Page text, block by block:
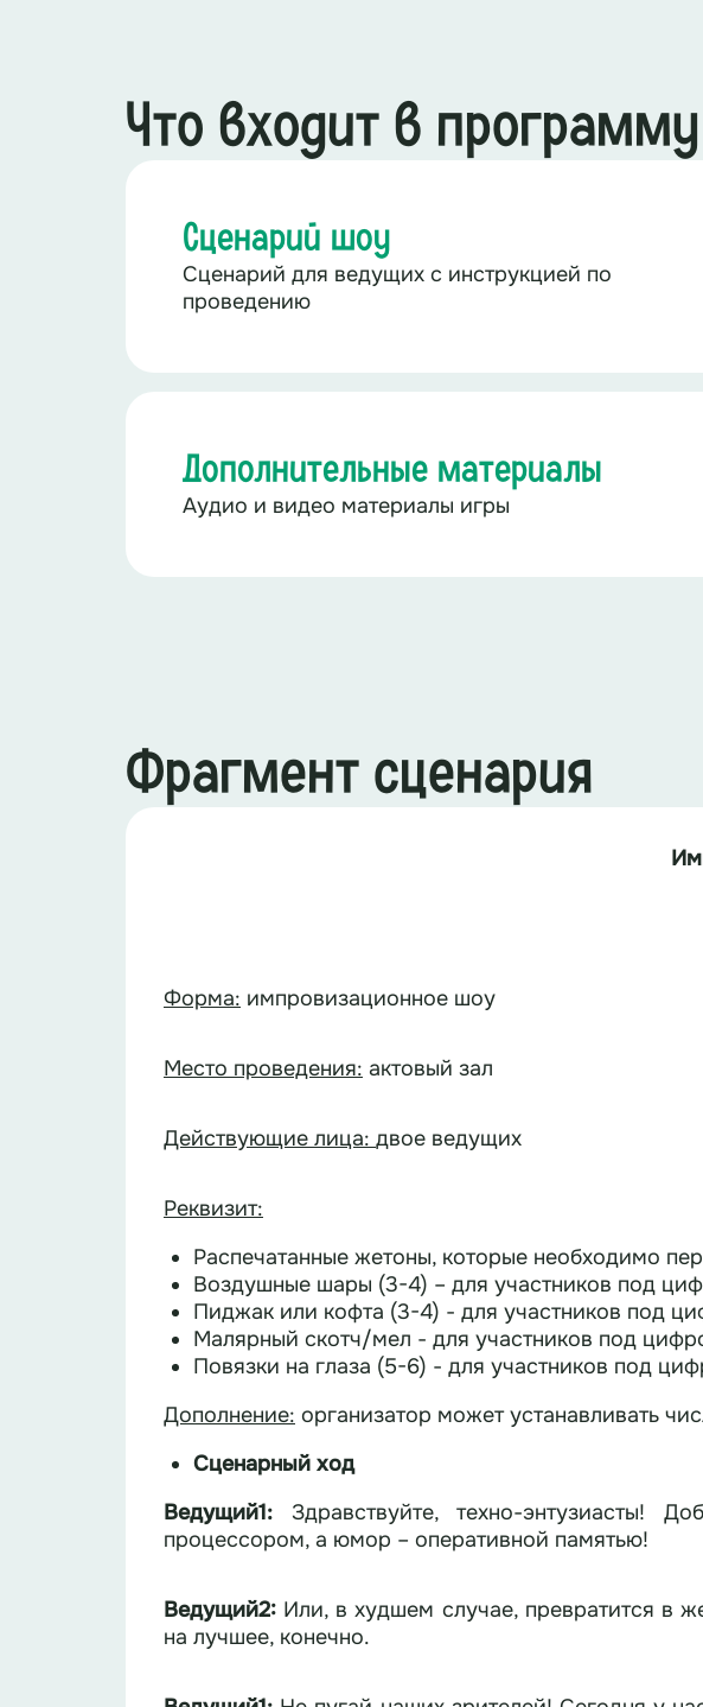
Что входит в программу
Сценарий шоу
Сценарий для ведущих с инструкцией по
проведению
Дополнительные материалы
Аудио и видео материалы игры
Фрагмент сценария
Форма: импровизационное шоу
Место проведения: актовый зал
Действующие лица: двое ведущих
Реквизит:
Распечатанные жетоны, которые необходимо
Воздушные шары (3-4) – для участников под
Пиджак или кофта (3-4) - для участников под
Малярный скотч/мел - для участников под
Повязки на глаза (5-6) - для участников под
Дополнение: организатор может устанавливать
Сценарный ход
Ведущий1: Здравствуйте, техно-
процессором, а юмор – оперативной памятью!
Ведущий2: Или, в худшем случае, превратится в
на лучшее, конечно.